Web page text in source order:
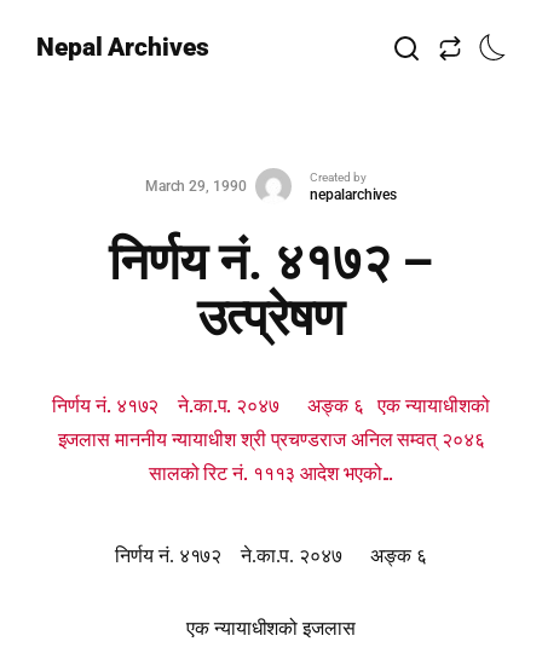
Nepal Archives
March 29, 1990
Created by
nepalarchives
निर्णय नं. ४१७२ –
उत्प्रेषण
निर्णय नं. ४१७२ ने.का.प. २०४७ अङ्क ६ एक न्यायाधीशको
इजलास माननीय न्यायाधीश श्री प्रचण्डराज अनिल सम्वत् २०४६
सालको रिट नं. १११३ आदेश भएको...
निर्णय नं. ४१७२ ने.का.प. २०४७ अङ्क ६
एक न्यायाधीशको इजलास